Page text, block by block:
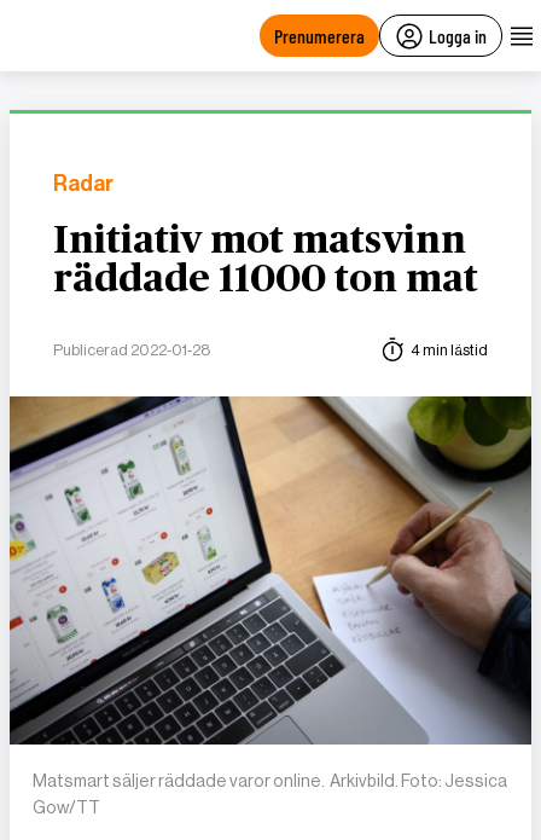
Prenumerera Logga in
Radar
Initiativ mot matsvinn
räddade 11000 ton mat
Publicerad 2022-01-28 4 min lästid
Matsmart säljer räddade varor online. Arkivbild. Foto: Jessica
Gow/TT